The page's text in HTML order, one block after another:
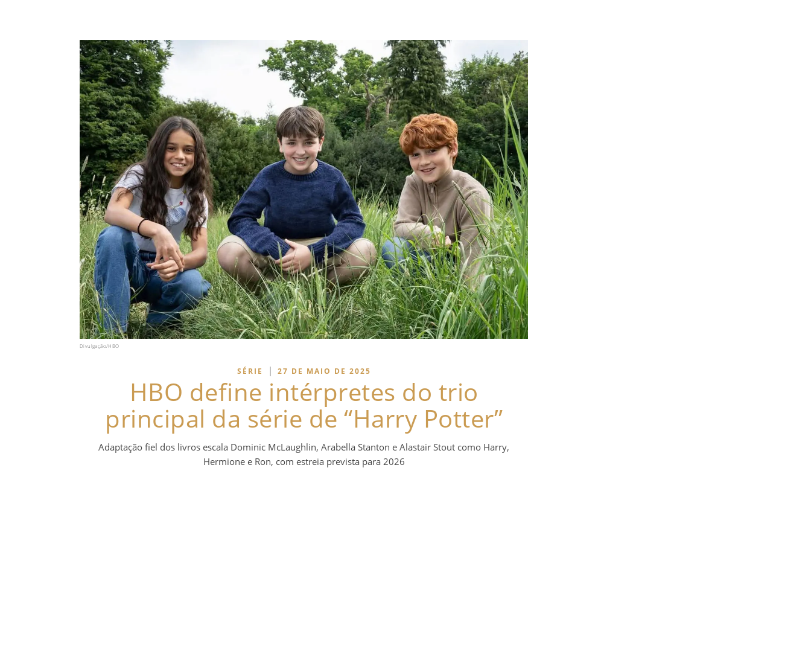
Divulgação/HBO
SÉRIE | 27 DE MAIO DE 2025
HBO define intérpretes do trio
principal da série de “Harry Potter”
Adaptação fiel dos livros escala Dominic McLaughlin, Arabella Stanton e Alastair Stout como Harry,
Hermione e Ron, com estreia prevista para 2026